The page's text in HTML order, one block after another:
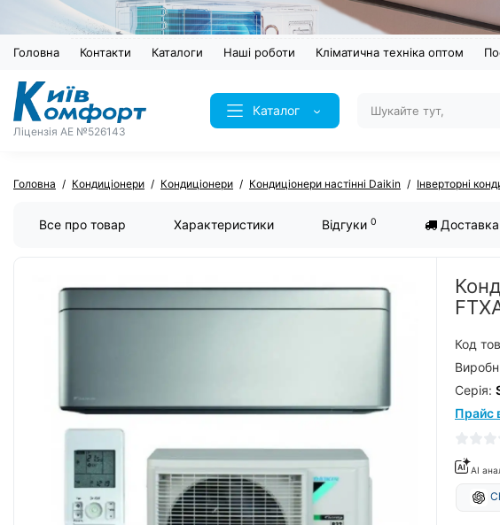
Головна Контакти Каталоги Наші роботи Кліматична техніка оптом
Ліцензія AE №526143
Каталог
Головна Кондиціонери Кондиціонери Кондиціонери настінні Daikin Інверторні
Все про товар Характеристики Відгуки 0 Доставка
Код
Серiя:
Прайс
AI